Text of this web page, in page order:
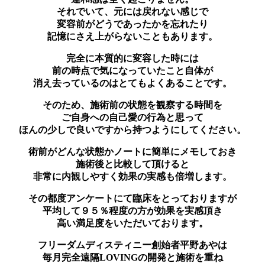
それでいて、元には戻れない感じで
変容前がどうであったかを忘れたり
記憶にさえ上がらないこともあります。
完全に本質的に変容した時には
前の時点で気になっていたこと自体が
消え去っているのはとてもよくあることです。
そのため、施術前の状態を観察する時間を
ご自身への自己愛の行為と思って
ほんの少しで良いですから持つようにしてください。
術前がどんな状態かノートに簡単にメモしておき
施術後と比較して頂けると
非常に内観しやすく効果の実感も倍増します。
その都度アンケートにて臨床をとっておりますが
平均して９５％程度の方が効果を実感頂き
高い満足度をいただいております。
フリーダムディスティニー創始者平野あやは
毎月完全遠隔LOVINGの開発と施術を重ね